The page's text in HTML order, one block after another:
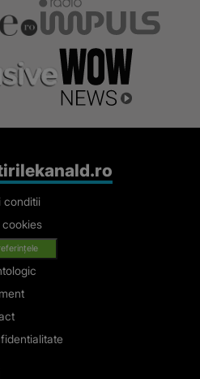
conditii
cookies